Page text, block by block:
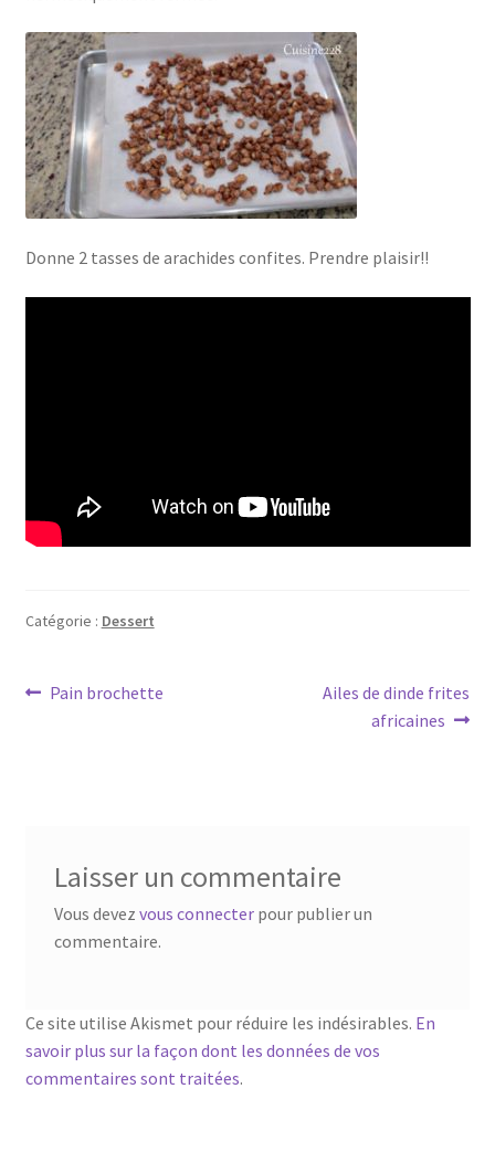
Donne 2 tasses de arachides confites. Prendre plaisir!!
Catégorie : Dessert
Navigation
Article
Pain brochette
Article
suivant :
Ailes de dinde frites
africaines
Laisser un commentaire
Vous devez vous connecterpour publier un
commentaire.
Ce site utilise Akismet pour réduire les indésirables. En
savoir plus sur la façon dont les données de vos
commentaires sont traitées.